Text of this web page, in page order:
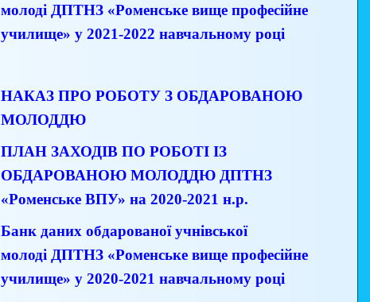
молоді ДПТНЗ «Роменське вище професійне
училище» у 2021-2022 навчальному році
НАКАЗ ПРО РОБОТУ З ОБДАРОВАНОЮ
МОЛОДДЮ
ПЛАН ЗАХОДІВ ПО РОБОТІ ІЗ
ОБДАРОВАНОЮ МОЛОДДЮ ДПТНЗ
«Роменське ВПУ» на 2020-2021 н.р.
Банк даних обдарованої учнівської
молоді ДПТНЗ «Роменське вище професійне
училище» у 2020-2021 навчальному році